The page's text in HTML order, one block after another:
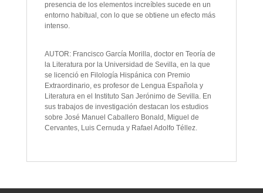
presencia de los elementos increíbles sucede en un
entorno habitual, con lo que se obtiene un efecto más
intenso.
AUTOR: Francisco García Morilla, doctor en Teoría de
la Literatura por la Universidad de Sevilla, en la que
se licenció en Filología Hispánica con Premio
Extraordinario, es profesor de Lengua Española y
Literatura en el Instituto San Jerónimo de Sevilla. En
sus trabajos de investigación destacan los estudios
sobre José Manuel Caballero Bonald, Miguel de
Cervantes, Luis Cernuda y Rafael Adolfo Téllez.